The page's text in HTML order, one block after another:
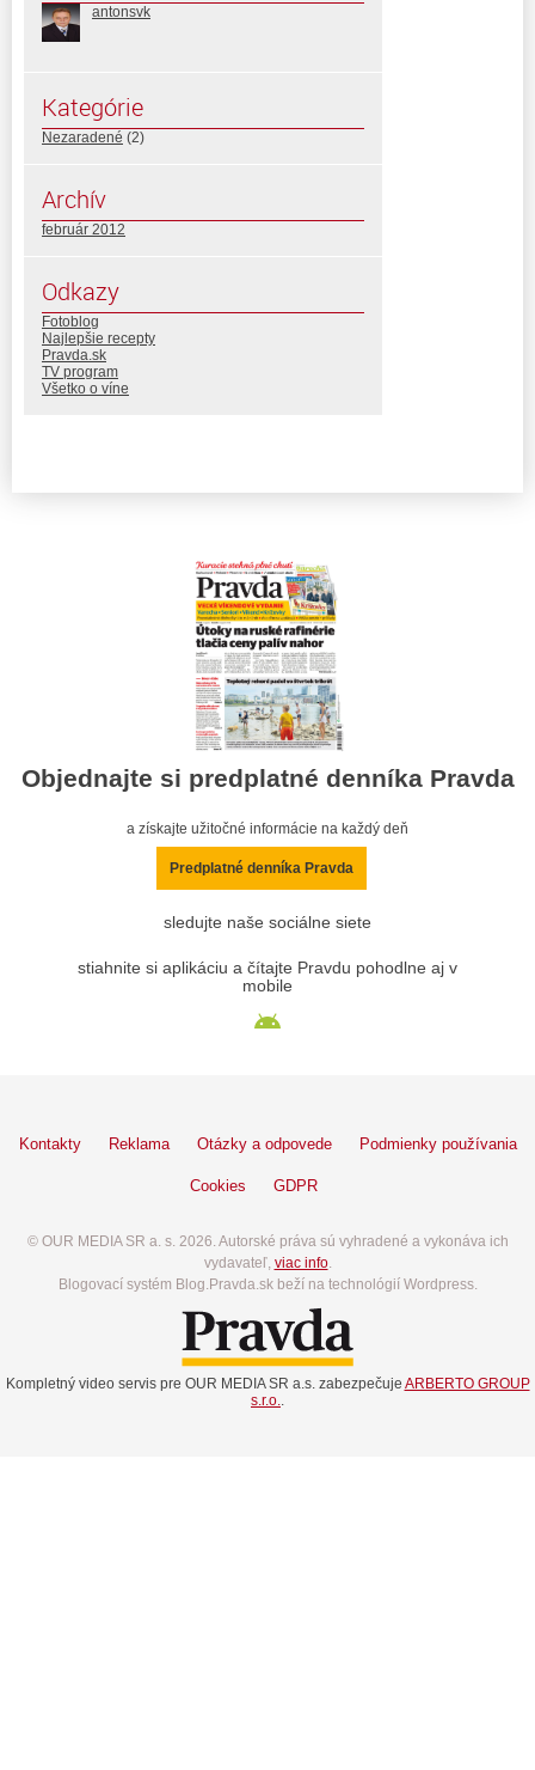
antonsvk
Kategórie
Nezaradené (2)
Archív
február 2012
Odkazy
Fotoblog
Najlepšie recepty
Pravda.sk
TV program
Všetko o víne
Objednajte si predplatné denníka Pravda
a získajte užitočné informácie na každý deň
Predplatné denníka Pravda
sledujte naše sociálne siete
stiahnite si aplikáciu a čítajte Pravdu pohodlne aj v
mobile
Kontakty Reklama Otázky a odpovede Podmienky používania
Cookies GDPR
© OUR MEDIA SR a. s. 2026. Autorské práva sú vyhradené a vykonáva ich
vydavateľ, viac info.
Blogovací systém Blog.Pravda.sk beží na technológií Wordpress.
Kompletný video servis pre OUR MEDIA SR a.s. zabezpečuje ARBERTO GROUP
s.r.o.